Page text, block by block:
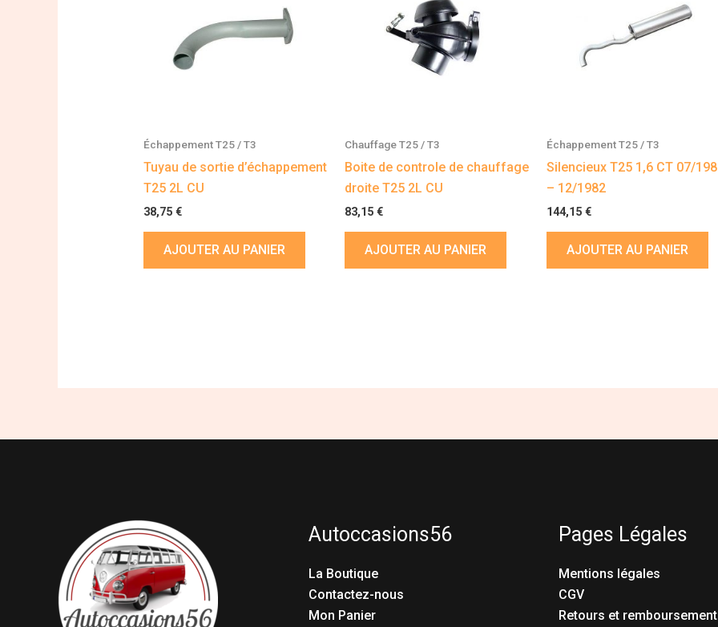
Échappement T25 / T3
Tuyau de sortie d’échappement
T25 2L CU
38,75 €
AJOUTER AU PANIER
Chauffage T25 / T3
Boite de controle de chauffage
droite T25 2L CU
83,15€
AJOUTER AU PANIER
Échappement T25 / T3
Silencieux T25 1,6 CT 07/
– 12/1982
144,15 €
AJOUTER AU PANIER
Autoccasions56
La Boutique
Contactez-nous
Mon Panier
Pages Légales
Mentions légales
CGV
Retours et